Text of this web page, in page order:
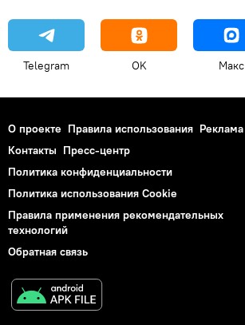
Telegram OK Макс
О проекте Правила использования Реклама
Контакты Пресс-центр
Политика конфиденциальности
Политика использования Cookie
Правила применения рекомендательных
технологий
Обратная связь